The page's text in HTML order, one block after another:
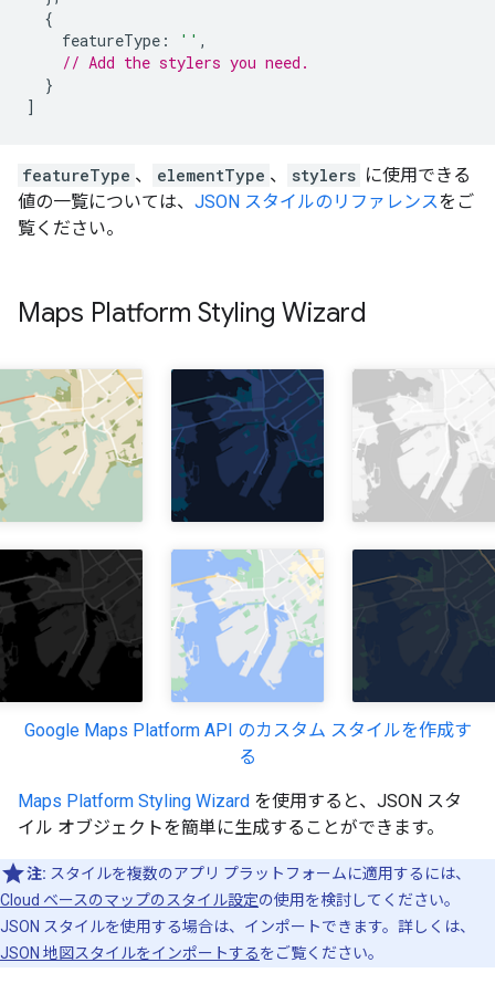
{
featureType : '' ,
// Add the stylers you need.
}
]
featureType 、 elementType 、 stylers に使用できる
値の一覧については、 JSON スタイルのリファレンスをご
覧ください。
Maps Platform Styling Wizard
Google Maps Platform API のカスタム スタイルを作成す
る
Maps Platform Styling Wizard を使用すると、JSON スタ
イル オブジェクトを簡単に生成することができます。
注: スタイルを複数のアプリ プラットフォームに適用するには、
Cloud ベースのマップのスタイル設定の使用を検討してください。
JSON スタイルを使用する場合は、インポートできます。詳しくは、
JSON 地図スタイルをインポートするをご覧ください。